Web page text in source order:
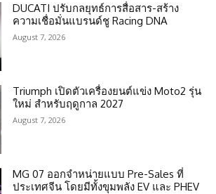
DUCATI ปรับกลยุทธ์การสื่อสาร-สร้าง
ความเชื่อมั่นแบรนด์ชู Racing DNA
August 7, 2026
Triumph เปิดตัวเครื่องยนต์แข่ง Moto2 รุ่น
ใหม่ สำหรับฤดูกาล 2027
August 7, 2026
MG 07 ออกจำหน่ายแบบ Pre-Sales ที่
ประเทศจีน โดยมีทั้งขุมพลัง EV และ PHEV